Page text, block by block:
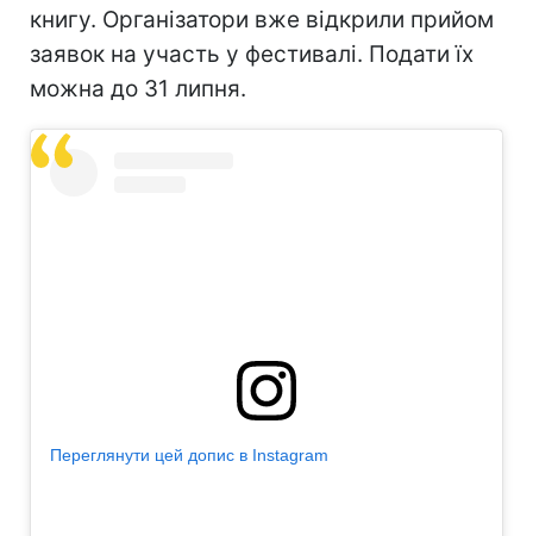
книгу. Організатори вже відкрили прийом
заявок на участь у фестивалі. Подати їх
можна до 31 липня.
Переглянути цей допис в Instagram